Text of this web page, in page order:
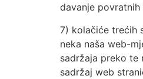
davanje
7) kolačiće trećih
neka naša web-
sadržaja preko te
sadržaj web